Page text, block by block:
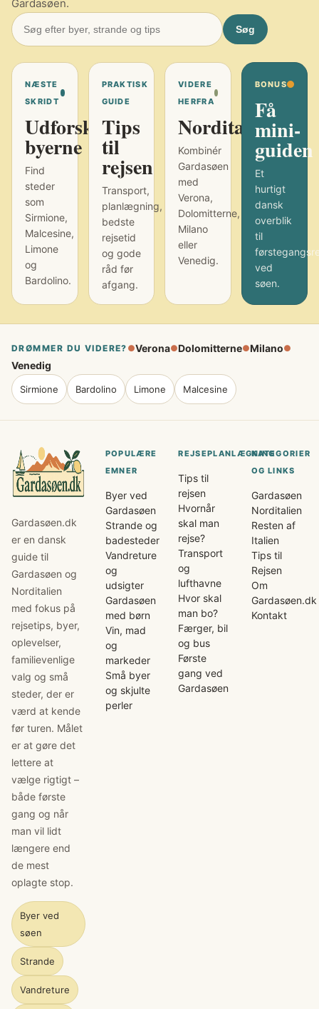
Gardasøen.
Søg
NÆSTE
SKRIDT
Udforsk
byerne
Find
steder
som
Sirmione,
Malcesine,
Limone
og
Bardolino.
PRAKTISK
GUIDE
Tips
til
rejsen
Transport,
planlægning,
bedste
rejsetid
og gode
råd før
afgang.
VIDERE
HERFRA
Norditalien
Kombinér
Gardasøen
med
Verona,
Dolomitterne,
Milano
eller
Venedig.
BONUS
Få
mini-
guiden
Et
hurtigt
dansk
overblik
til
ved
søen.
DRØMMER DU VIDERE? ●Verona●Dolomitterne●Milano●
Venedig
Sirmione Bardolino Limone Malcesine
Gardasøen.dk
er en dansk
guide til
Gardasøen og
Norditalien
med fokus på
rejsetips, byer,
oplevelser,
familievenlige
valg og små
steder, der er
værd at kende
før turen. Målet
er at gøre det
lettere at
vælge rigtigt –
både første
gang og når
man vil lidt
længere end
de mest
oplagte stop.
Byer ved
søen
Strande
Vandreture
POPULÆRE
EMNER
Byer ved
Gardasøen
Strande og
badesteder
Vandreture
og
udsigter
Gardasøen
med børn
Vin, mad
og
markeder
Små byer
og skjulte
perler
REJSEPLANLÆGNING
Tips til
rejsen
Hvornår
skal man
rejse?
Transport
og
lufthavne
Hvor skal
man bo?
Færger, bil
og bus
Første
gang ved
Gardasøen
KATEGORIER
OG LINKS
Gardasøen
Norditalien
Resten af
Italien
Tips til
Rejsen
Om
Gardasøen.dk
Kontakt